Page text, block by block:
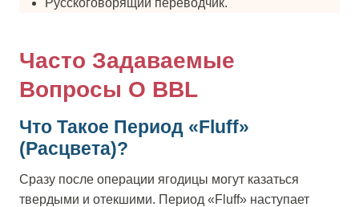
Русскоговорящий переводчик.
Часто Задаваемые
Вопросы О BBL
Что Такое Период «Fluff»
(Расцвета)?
Сразу после операции ягодицы могут казаться
твердыми и отекшими. Период «Fluff» наступает